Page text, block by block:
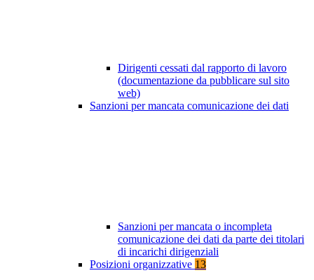
Dirigenti cessati dal rapporto di lavoro
(documentazione da pubblicare sul sito
web)
Sanzioni per mancata comunicazione dei dati
Sanzioni per mancata o incompleta
comunicazione dei dati da parte dei titolari
di incarichi dirigenziali
Posizioni organizzative 13